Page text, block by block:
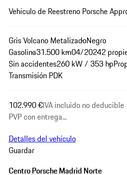
Vehículo de Reestreno Porsche
Gris Volcano MetalizadoNegro
Gasolina31.500 km04/20242
Sin accidentes260 kW / 353 hp
Transmisión PDK
102.990 €IVA incluido no deducible
PVP con entrega...
Detalles del vehículo
Guardar
Centro Porsche Madrid Norte